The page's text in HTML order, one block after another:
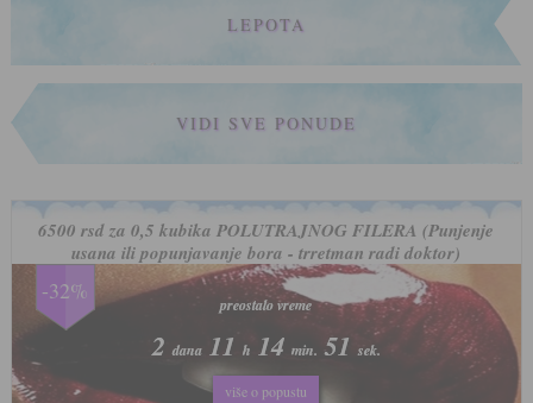
LEPOTA
VIDI SVE PONUDE
6500 rsd za 0,5 kubika POLUTRAJNOG FILERA (Punjenje
usana ili popunjavanje bora - trretman radi doktor)
-32%
preostalo vreme
2dana 11 h 14 min. 47 sek.
više o popustu
preostalo vreme
2dana 11 h 14 min. 47 sek.
više o popustu